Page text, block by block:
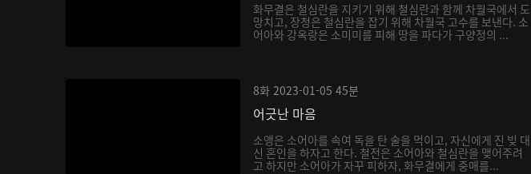
화무결은 철심란을 지키기 위해 철심란과 함께 차월국에서 도
망치고, 장청은 철심란을 잡기 위해 차월국 고수를 보낸다. 소
어아와 강옥랑은 소미미를 피해 땅을 파다가 구양정의 ...
8화 2023-01-05 45분
어긋난 마음
소앵은 소어아를 속여 독을 탄 술을 먹이고, 자신에게 진 빚 대
신 혼인을 하자고 한다. 철전은 소어아와 철심란을 맺어주려
고 하지만 소어아가 자꾸 피하자, 화무결에게 중매를...